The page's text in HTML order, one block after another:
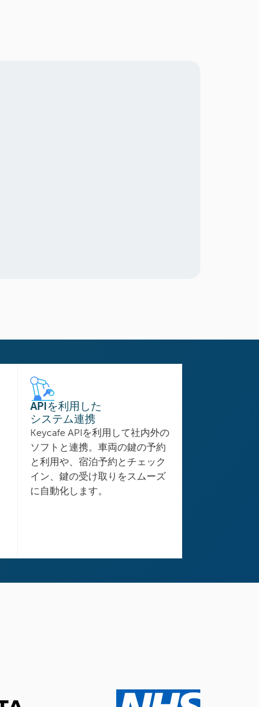
APIを利用した
システム連携
Keycafe APIを利用して社内外の
ソフトと連携。車両の鍵の予約
と利用や、宿泊予約とチェック
イン、鍵の受け取りをスムーズ
に自動化します。